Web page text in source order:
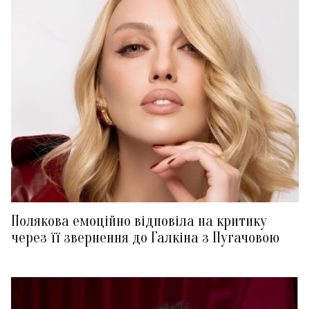
Полякова емоційно відповіла на критику
через її звернення до Галкіна з Пугачовою